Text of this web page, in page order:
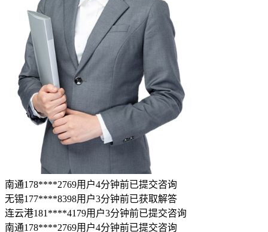
律师一对一电话服务，提供专业指导建议
服务类型：
联系电话：
手机号已加密，律师将无法获取您的真实手机号
授权律师查看电话，并提供电话服务
若律师未及时响应，平台将推荐优选律师为您服务
浏览更多，不如直接问律师
律图法律咨询
24h在线
18
认证律师